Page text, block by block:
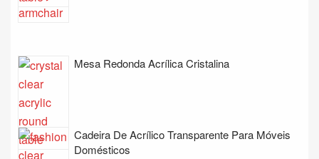
Mesa Redonda Acrílica Cristalina
Cadeira De Acrílico Transparente Para Móveis
Domésticos